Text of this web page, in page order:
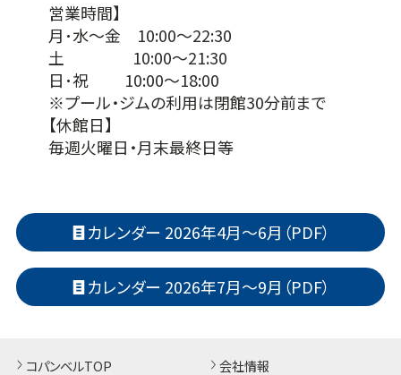
営業時間】
月･水～金 10:00～22:30
土 10:00～21:30
日･祝 10:00～18:00
※プール・ジムの利用は閉館30分前まで
【休館日】
毎週火曜日・月末最終日等
カレンダー 2026年4月～6月（PDF）
カレンダー 2026年7月～9月（PDF）
コパンベルTOP 会社情報